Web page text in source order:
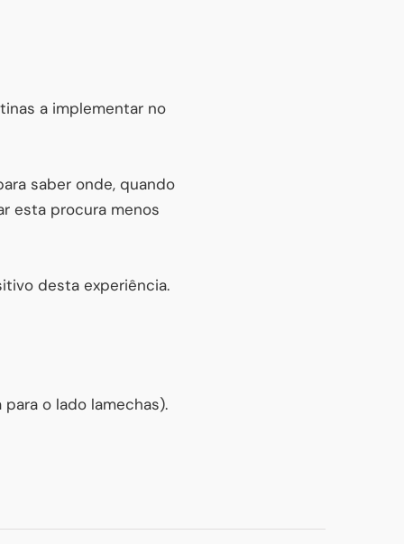
a implementar no
saber onde, quando
esta procura menos
desta experiência.
o lado lamechas).